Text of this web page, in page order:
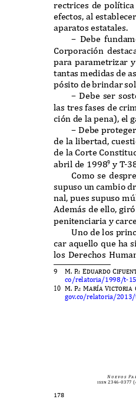
rectrices de polí
efectos, al
aparatos estatales.
– Debe
Corporación
para parametrizar
tantas medidas de
pósito de brindar
– Debe ser
las tres fases de
ción de la pena), el
– Debe
de la libertad,cuesti
de la Corte C
abril de 19989y T-
Como se
supuso un cambio dr
nal,pues supuso mú
Además de ello, gir
penitenciaria y
Uno de los
car aquello que ha
los Derechos H
9 M. P.: Eduardo
co /relatoria /1998/t-
10M.P.: María Victoria
gov.co/relatoria /2013/
N u e v o s Pa
issn 2346-0377
178